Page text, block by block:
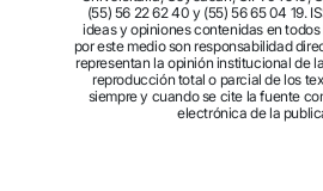
(55) 56 22 62 40 y (55) 56 65 04 19.
ideas y opiniones contenidas en
por este medio son responsabilidad
representan la opinión institucional de
reproducción total o parcial de los
siempre y cuando se cite la fuente
electrónica de la